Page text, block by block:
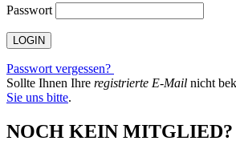
Passwort
Passwort vergessen?
Sollte Ihnen Ihre registrierte E-Mail nicht
Sie uns bitte.
NOCH KEIN MITGLIED?